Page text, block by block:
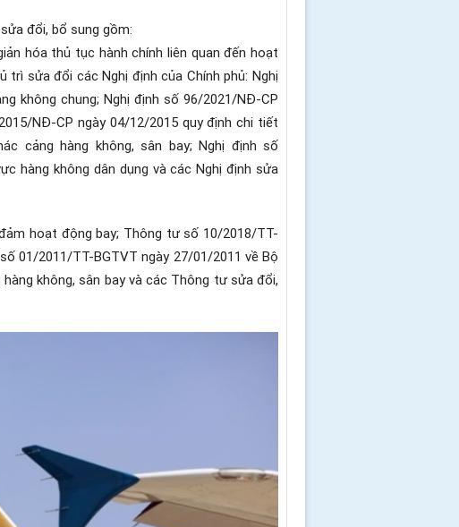
đổi, bổ sung gồm:
hóa thủ tục hành chính liên quan đến hoạt
trì sửa đổi các Nghị định của Chính phủ: Nghị
không chung; Nghị định số 96/2021/NĐ-CP
NĐ-CP ngày 04/12/2015 quy định chi tiết
cảng hàng không, sân bay; Nghị định số
hàng không dân dụng và các Nghị định sửa
hoạt động bay; Thông tư số 10/2018/TT-
01/2011/TT-BGTVT ngày 27/01/2011 về Bộ
không, sân bay và các Thông tư sửa đổi,